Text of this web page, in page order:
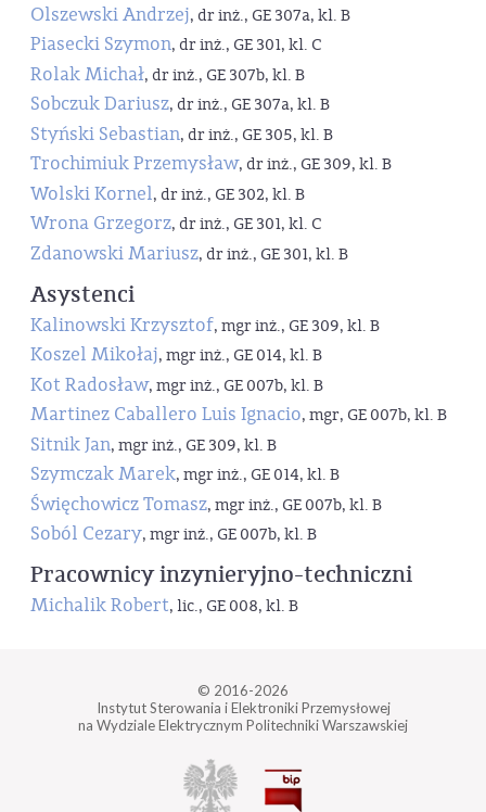
Olszewski Andrzej, dr inż., GE 307a, kl. B
Piasecki Szymon, dr inż., GE 301, kl. C
Rolak Michał, dr inż., GE 307b, kl. B
Sobczuk Dariusz, dr inż., GE 307a, kl. B
Styński Sebastian, dr inż., GE 305, kl. B
Trochimiuk Przemysław, dr inż., GE 309, kl. B
Wolski Kornel, dr inż., GE 302, kl. B
Wrona Grzegorz, dr inż., GE 301, kl. C
Zdanowski Mariusz, dr inż., GE 301, kl. B
Asystenci
Kalinowski Krzysztof, mgr inż., GE 309, kl. B
Koszel Mikołaj, mgr inż., GE 014, kl. B
Kot Radosław, mgr inż., GE 007b, kl. B
Martinez Caballero Luis Ignacio, mgr, GE 007b, kl. B
Sitnik Jan, mgr inż., GE 309, kl. B
Szymczak Marek, mgr inż., GE 014, kl. B
Święchowicz Tomasz, mgr inż., GE 007b, kl. B
Soból Cezary, mgr inż., GE 007b, kl. B
Pracownicy inzynieryjno-techniczni
Michalik Robert, lic., GE 008, kl. B
© 2016-2026
Instytut Sterowania i Elektroniki Przemysłowej
na Wydziale Elektrycznym Politechniki Warszawskiej